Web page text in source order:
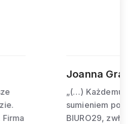
mogę z czystym
biura wirtualnego-
oddziału w Łodzi, chociaż